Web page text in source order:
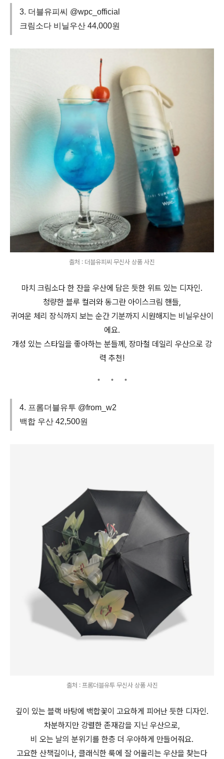
3. 더블유피씨 @wpc_official
크림소다 비닐우산 44,000원
출처 : 더블유피씨 무신사 상품 사진
마치 크림소다 한 잔을 우산에 담은 듯한 위트 있는 디자인.
청량한 블루 컬러와 동그란 아이스크림 핸들,
귀여운 체리 장식까지 보는 순간 기분까지 시원해지는 비닐우산이
에요.
개성 있는 스타일을 좋아하는 분들께, 장마철 데일리 우산으로 강
력 추천!
4. 프롬더블유투 @from_w2
백합 우산 42,500원
출처 : 프롬더블유투 무신사 상품 사진
깊이 있는 블랙 바탕에 백합꽃이 고요하게 피어난 듯한 디자인.
차분하지만 강렬한 존재감을 지닌 우산으로,
비 오는 날의 분위기를 한층 더 우아하게 만들어줘요.
고요한 산책길이나, 클래식한 룩에 잘 어울리는 우산을 찾는다